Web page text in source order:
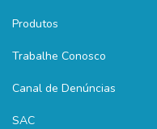
Produtos
Trabalhe Conosco
Canal de Denúncias
SAC